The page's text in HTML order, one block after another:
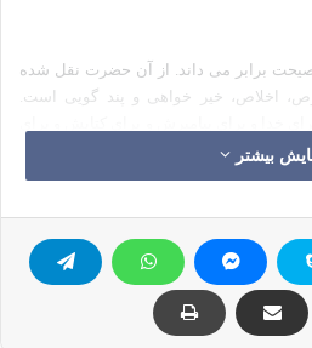
نصیحت برابر می داند. از آن حضرت نقل شده
اخلاص، خیر خواهی و پند گویی است.
صحیح مسلم.
فرمانروا باشد چه یکی از مردم عادی.
خود را دوست داریم، یکی از روش های
بیشتر